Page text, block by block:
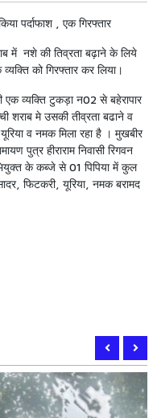
पर्दाफाश , एक गिरफ्तार
में नशे की तिव्रता बढ़ाने के लिये
को गिरफ्तार कर लिया।
एक व्यक्ति टुकड़ा न02 से बहेरापार
मे उसकी तीव्रता बढाने व
व नमक मिला रहा है । मुखबीर
पुत्र हीराराम निवासी रिगवन
के कब्जे से 01 पिपिया में कुल
फिटकरी, यूरिया, नमक बरामद